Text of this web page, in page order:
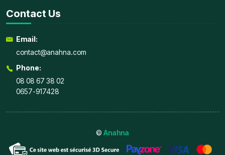
Contact Us
Email:
contact@anahna.com
Phone:
08 08 67 38 02
0657-917428
© Anahna